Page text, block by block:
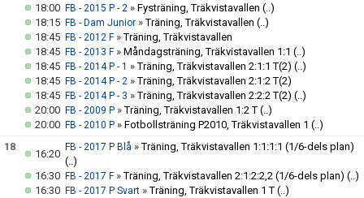
18:00 FB - 2015 P - 2 » Fysträning, Träkvistavallen (..)
18:15 FB - Dam Junior »Träning, Träkvistavallen (..)
18:45 FB - 2012 F»Träning, Träkvistavallen
18:45 FB - 2013 F» Måndagsträning, Träkvistavallen 1:1 (..)
18:45 FB - 2014 P - 1 »Träning, Träkvistavallen 2:1:1 T(2) (..)
18:45 FB - 2014 P - 2 »Träning, Träkvistavallen 2:1:2 T(2)
18:45 FB - 2014 P - 3 »Träning, Träkvistavallen 2:2:2 T(2) (..)
20:00 FB - 2009 P »Träning, Träkvistavallen 1:2 T (..)
20:00 FB - 2010 P » Fotbollsträning P2010, Träkvistavallen 1 (..)
18
16:20
FB - 2017 P Blå »Träning, Träkvistavallen 1:1:1:1 (1/6-dels plan)
(..)
16:30 FB - 2017 F»Träning, Träkvistavallen 2:1:2:2,2 (1/6-dels plan) (..)
16:30 FB - 2017 P Svart »Träning, Träkvistavallen 1 T (..)